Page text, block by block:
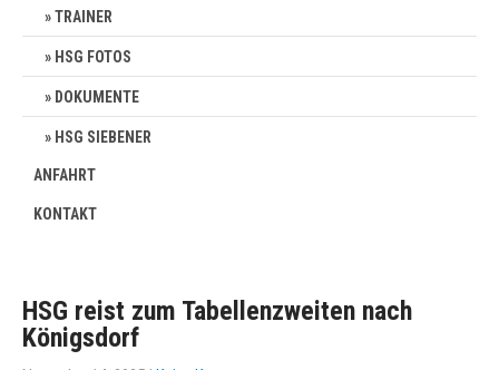
TRAINER
HSG FOTOS
DOKUMENTE
HSG SIEBENER
ANFAHRT
KONTAKT
HSG reist zum Tabellenzweiten nach
Königsdorf